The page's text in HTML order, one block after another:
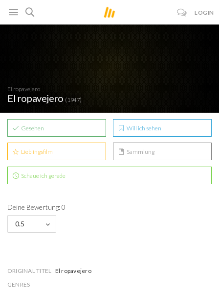
LOGIN
El ropavejero
El ropavejero (1947)
Gesehen Will ich sehen
Lieblingsfilm Sammlung
Schaue ich gerade
Deine Bewertung: 0
0.5
ORIGINAL TITEL El ropavejero
GENRES